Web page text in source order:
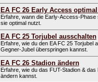
EA FC 26 Early Access
Erfahre, wann die Early-Access-Phase
sie optimal nutzt.
EA FC 25 Torjubel ausschalten
Erfahre, wie du den EA FC 25 Torjubel
Gegner-Jubel überspringen kannst.
EA FC 26 Stadion ändern
Erfahre, wie du das FUT-Stadion & das
ändern kannst.